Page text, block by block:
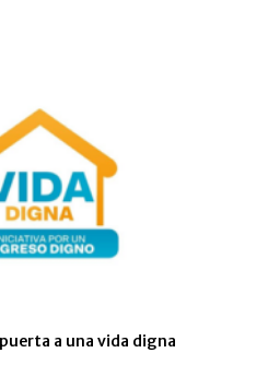
a una vida digna